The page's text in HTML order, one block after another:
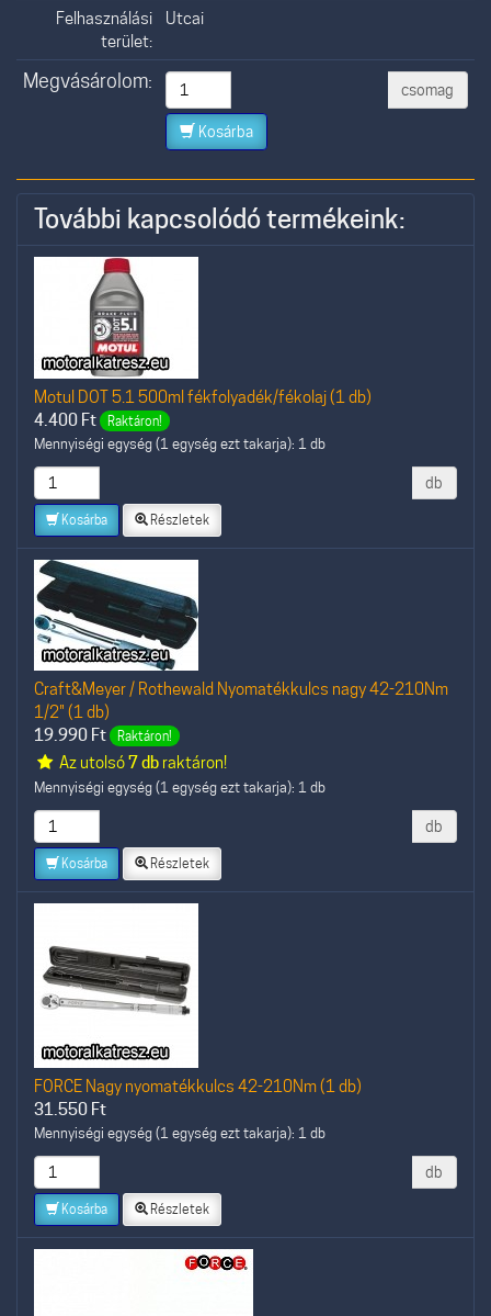
Felhasználási
terület:
Utcai
Megvásárolom: csomag
Kosárba
További kapcsolódó termékeink:
Motul DOT 5.1 500ml fékfolyadék/fékolaj (1 db)
4.400 Ft Raktáron!
Mennyiségi egység (1 egység ezt takarja): 1 db
db
Kosárba Részletek
Craft&Meyer / Rothewald Nyomatékkulcs nagy 42-210Nm
1/2" (1 db)
19.990 Ft Raktáron!
Az utolsó7 dbraktáron!
Mennyiségi egység (1 egység ezt takarja): 1 db
db
Kosárba Részletek
FORCE Nagy nyomatékkulcs 42-210Nm (1 db)
31.550 Ft
Mennyiségi egység (1 egység ezt takarja): 1 db
db
Kosárba Részletek